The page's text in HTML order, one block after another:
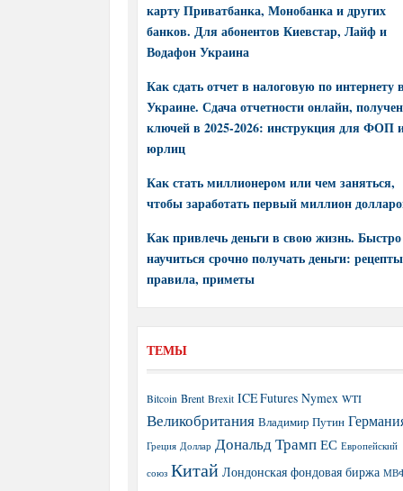
карту Приватбанка, Монобанка и других
банков. Для абонентов Киевстар, Лайф и
Водафон Украина
Как сдать отчет в налоговую по интернету в
Украине. Сдача отчетности онлайн,
ключей в 2025-2026: инструкция для ФОП
юрлиц
Как стать миллионером или чем заняться,
чтобы заработать первый миллион
Как привлечь деньги в свою жизнь. Быстро
научиться срочно получать деньги:
правила, приметы
ТЕМЫ
Bitcoin Brent Brexit ICE Futures Nymex WTI
Великобритания Владимир Путин
Греция Доллар Дональд Трамп ЕС Европейский
союз Китай Лондонская фондовая биржа